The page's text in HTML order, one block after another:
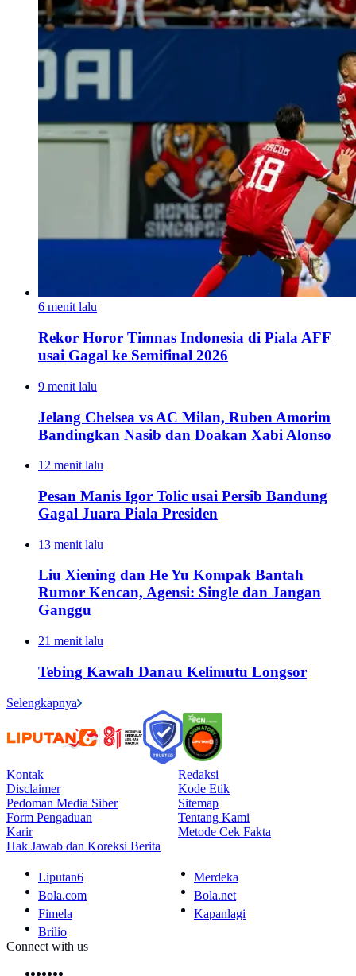
6 menit lalu
Rekor Horor Timnas Indonesia di Piala AFF
usai Gagal ke Semifinal 2026
9 menit lalu
Jelang Chelsea vs AC Milan, Ruben Amorim
Bandingkan Nasib dan Doakan Xabi Alonso
12 menit lalu
Pesan Manis Igor Tolic usai Persib Bandung
Gagal Juara Piala Presiden
13 menit lalu
Liu Xiening dan He Yu Kompak Bantah
Rumor Kencan, Agensi: Single dan Jangan
Ganggu
21 menit lalu
Tebing Kawah Danau Kelimutu Longsor
Selengkapnya
Kontak
Redaksi
Disclaimer
Kode Etik
Pedoman Media Siber
Sitemap
Form Pengaduan
Tentang Kami
Karir
Metode Cek Fakta
Hak Jawab dan Koreksi Berita
Liputan6
Merdeka
Bola.com
Bola.net
Fimela
Kapanlagi
Brilio
Connect with us